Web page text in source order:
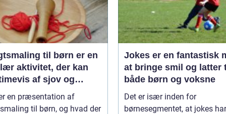
til børn er en
aktivitet, der kan
af sjov og
en præsentation af
til børn, og hvad der
Jokes er en fantastisk
at bringe smil og latter
både børn og voksne
Det er især inden for
børnesegmentet, at jokes